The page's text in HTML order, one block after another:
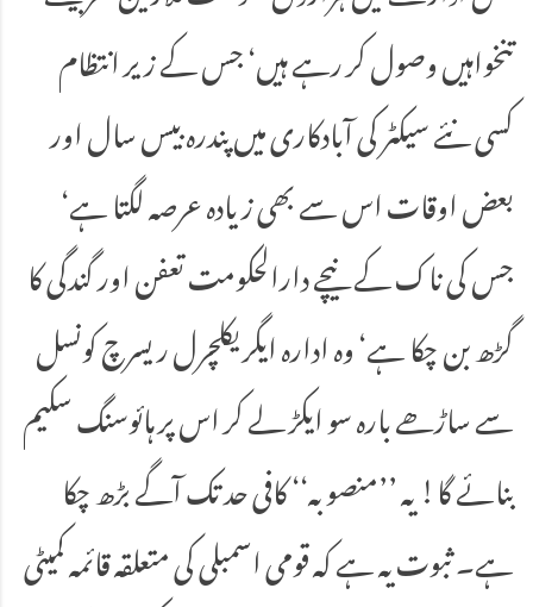
تنخواہیں وصول کر رہے ہیں‘ جس کے زیر انتظام
کسی نئے سیکٹر کی آبادکاری میں پندرہ بیس سال اور
بعض اوقات اس سے بھی زیادہ عرصہ لگتا ہے‘
جس کی ناک کے نیچے دارالحکومت تعفن اور گندگی کا
گڑھ بن چکا ہے‘ وہ ادارہ ایگریکلچرل ریسرچ کونسل
سے ساڑھے بارہ سو ایکڑ لے کر اس پر ہائوسنگ سکیم
بنائے گا! یہ ’’منصوبہ‘‘ کافی حد تک آگے بڑھ چکا
ہے۔ ثبوت یہ ہے کہ قومی اسمبلی کی متعلقہ قائمہ کمیٹی